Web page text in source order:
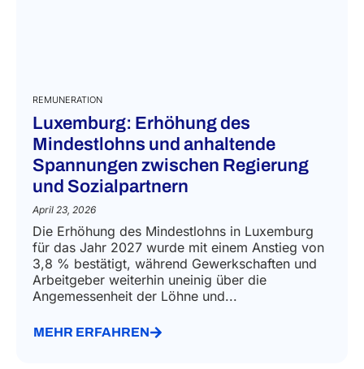
REMUNERATION
Luxemburg: Erhöhung des
Mindestlohns und anhaltende
Spannungen zwischen Regierung
und Sozialpartnern
April 23, 2026
Die Erhöhung des Mindestlohns in Luxemburg
für das Jahr 2027 wurde mit einem Anstieg von
3,8 % bestätigt, während Gewerkschaften und
Arbeitgeber weiterhin uneinig über die
Angemessenheit der Löhne und...
MEHR ERFAHREN